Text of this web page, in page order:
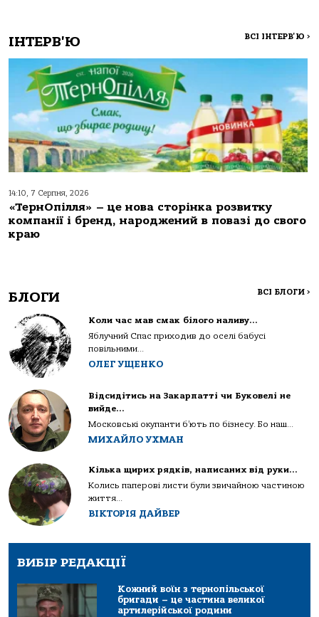
ІНТЕРВ'Ю ВСІ ІНТЕРВ'Ю >
14:10, 7 Серпня, 2026
«ТернОпілля» – це нова сторінка розвитку
компанії і бренд, народжений в повазі до свого
краю
БЛОГИ ВСІ БЛОГИ >
Коли час мав смак білого наливу…
Яблучний Спас приходив до оселі бабусі
повільними...
ОЛЕГ УЩЕНКО
Відсидітись на Закарпатті чи Буковелі не
вийде…
Московські окупанти б’ють по бізнесу. Бо наш...
МИХАЙЛО УХМАН
Кілька щирих рядків, написаних від руки…
Колись паперові листи були звичайною частиною
життя...
ВІКТОРІЯ ДАЙВЕР
ВИБІР РЕДАКЦІЇ
Кожний воїн з тернопільської
бригади – це частина великої
артилерійської родини